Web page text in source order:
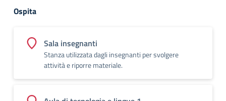
Ospita
Sala insegnanti
Stanza utilizzata dagli insegnanti per svolgere
attività e riporre materiale.